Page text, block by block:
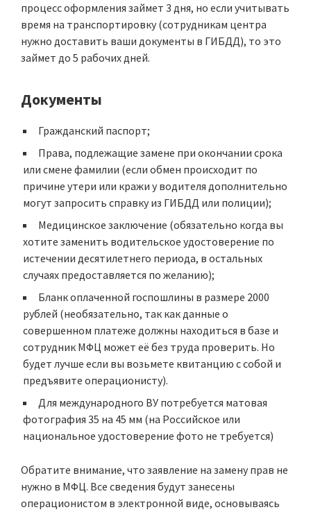
процесс оформления займет 3 дня, но если учитывать
время на транспортировку (сотрудникам центра
нужно доставить ваши документы в ГИБДД), то это
займет до 5 рабочих дней.
Документы
Гражданский паспорт;
Права, подлежащие замене при окончании срока
или смене фамилии (если обмен происходит по
причине утери или кражи у водителя дополнительно
могут запросить справку из ГИБДД или полиции);
Медицинское заключение (обязательно когда вы
хотите заменить водительское удостоверение по
истечении десятилетнего периода, в остальных
случаях предоставляется по желанию);
Бланк оплаченной госпошлины в размере 2000
рублей (необязательно, так как данные о
совершенном платеже должны находиться в базе и
сотрудник МФЦ может её без труда проверить. Но
будет лучше если вы возьмете квитанцию с собой и
предъявите операционисту).
Для международного ВУ потребуется матовая
фотография 35 на 45 мм (на Российское или
национальное удостоверение фото не требуется)
Обратите внимание, что заявление на замену прав не
нужно в МФЦ. Все сведения будут занесены
операционистом в электронной виде, основываясь